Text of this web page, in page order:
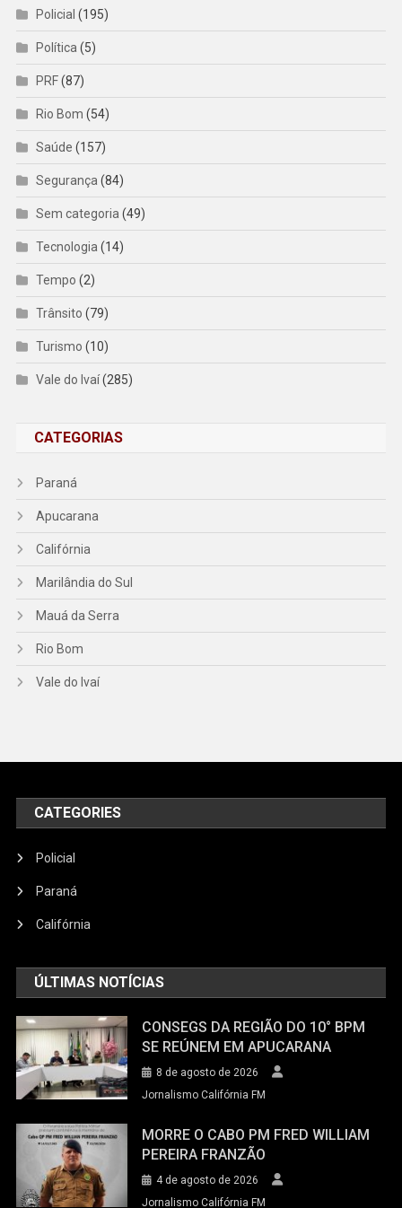
Policial (195)
Política(5)
PRF(87)
Rio Bom (54)
Saúde (157)
Segurança(84)
Sem categoria(49)
Tecnologia(14)
Tempo (2)
Trânsito (79)
Turismo (10)
Vale do Ivaí(285)
CATEGORIAS
Paraná
Apucarana
Califórnia
Marilândia do Sul
Mauá da Serra
Rio Bom
Vale do Ivaí
CATEGORIES
Policial
Paraná
Califórnia
ÚLTIMAS NOTÍCIAS
CONSEGS DA REGIÃO DO 10° BPM
SE REÚNEM EM APUCARANA
8 de agosto de 2026
Jornalismo Califórnia FM
MORRE O CABO PM FRED WILLIAM
PEREIRA FRANZÃO
4 de agosto de 2026
Jornalismo Califórnia FM